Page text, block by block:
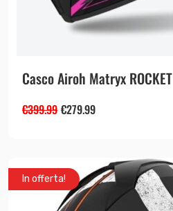
Casco Airoh Matryx ROCKET
€399.99 €279.99
In offerta!